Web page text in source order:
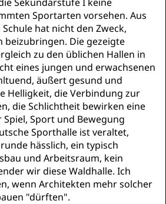
Sportarten vorsehen. Aus
hat nicht den Zweck,
beizubringen. Die gezeigte
zu den üblichen Hallen in
eines jungen und erwachsenen
äußert gesund und
Helligkeit, die Verbindung zur
die Schlichtheit bewirken eine
Sport und Bewegung
Sporthalle ist veraltet,
hässlich, ein typisch
und Arbeitsraum, kein
wir diese Waldhalle. Ich
wenn Architekten mehr solcher
"dürften".